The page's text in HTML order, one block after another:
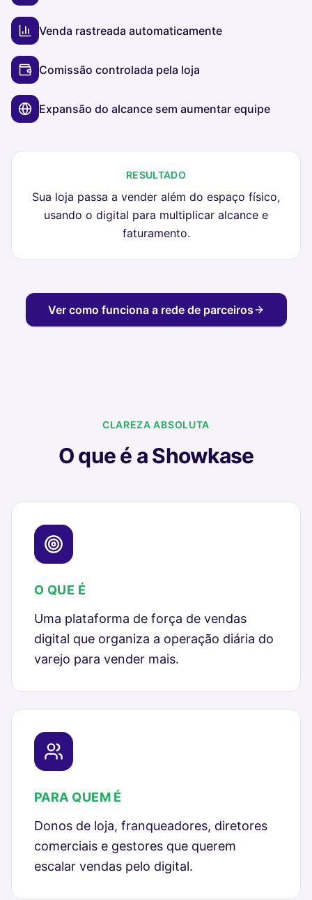
Venda rastreada automaticamente
Comissão controlada pela loja
Expansão do alcance sem aumentar equipe
RESULTADO
Sua loja passa a vender além do espaço físico,
usando o digital para multiplicar alcance e
faturamento.
Ver como funciona a rede de parceiros
CLAREZA ABSOLUTA
O que é a Showkase
O QUE É
Uma plataforma de força de vendas
digital que organiza a operação diária do
varejo para vender mais.
PARA QUEM É
Donos de loja, franqueadores, diretores
comerciais e gestores que querem
escalar vendas pelo digital.